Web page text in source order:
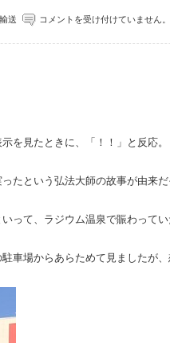
輸送 コメントを受け付けていません。
を見たときに、「！！」と反応。
たという弘法大師の故事が由来
って、ラジウム温泉で賑わって
車場からあらためて見ましたが